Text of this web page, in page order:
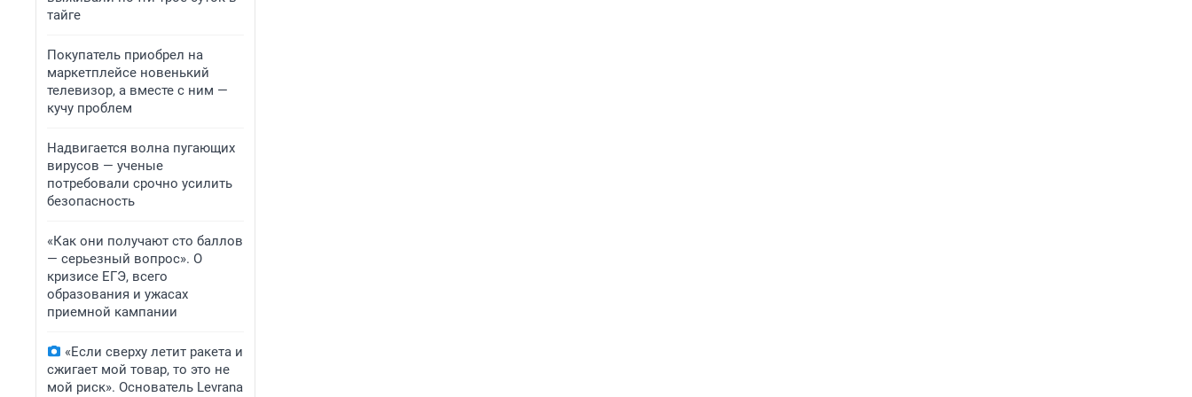
тайге
Покупатель приобрел на
маркетплейсе новенький
телевизор, а вместе с ним —
кучу проблем
Надвигается волна пугающих
вирусов — ученые
потребовали срочно усилить
безопасность
«Как они получают сто баллов
— серьезный вопрос». О
кризисе ЕГЭ, всего
образования и ужасах
приемной кампании
«Если сверху летит ракета и
сжигает мой товар, то это не
мой риск». Основатель Levrana